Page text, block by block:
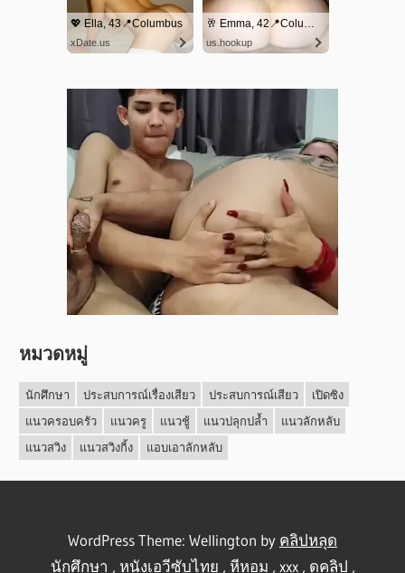
หมวดหมู่
นักศึกษา ประสบการณ์เรื่องเสียว ประสบการณ์เสียว
เปิดซิง
แนวครอบครัว
แนวครู แนวชู้ แนวปลุกปล้ำ
แนวลักหลับ
แนวสวิง
แนวสวิงกิ้ง แอบเอาลักหลับ
WordPress Theme: Wellington by คลิปหลุด
นักศึกษา , หนังเอวีซับไทย , หีหอม , xxx, ดูคลิป ,